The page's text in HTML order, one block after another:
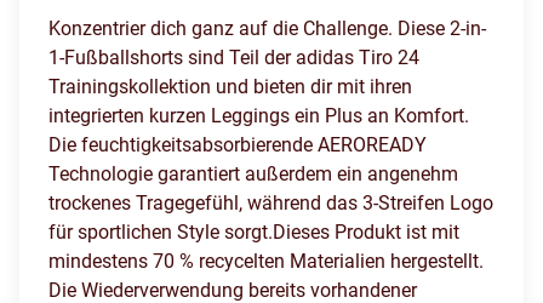
Konzentrier dich ganz auf die Challenge. Diese 2-in-
1-Fußballshorts sind Teil der adidas Tiro 24
Trainingskollektion und bieten dir mit ihren
integrierten kurzen Leggings ein Plus an Komfort.
Die feuchtigkeitsabsorbierende AEROREADY
Technologie garantiert außerdem ein angenehm
trockenes Tragegefühl, während das 3-Streifen Logo
für sportlichen Style sorgt.Dieses Produkt ist mit
mindestens 70 % recycelten Materialien hergestellt.
Die Wiederverwendung bereits vorhandener